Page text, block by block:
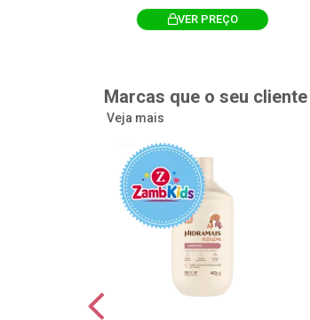
VER PREÇO
Marcas que o seu
Veja mais